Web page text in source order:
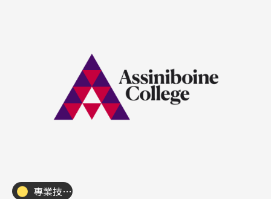
專業技職｜海外工讀